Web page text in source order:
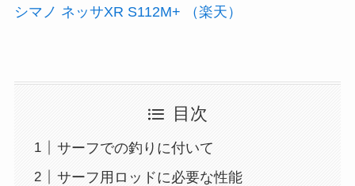
シマノ ネッサXR S112M+ （楽天）
目次
サーフでの釣りに付いて
サーフ用ロッドに必要な性能